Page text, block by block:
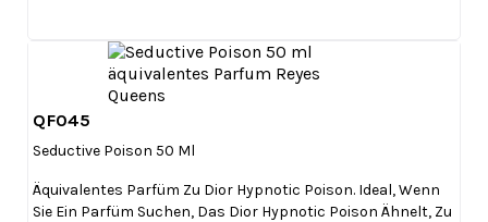
QF045
Seductive Poison 50 Ml
Äquivalentes Parfüm Zu Dior Hypnotic Poison. Ideal, Wenn
Sie Ein Parfüm Suchen, Das Dior Hypnotic Poison Ähnelt, Zu